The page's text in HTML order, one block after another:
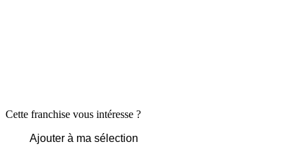
Cette franchise vous intéresse ?
Ajouter à ma sélection